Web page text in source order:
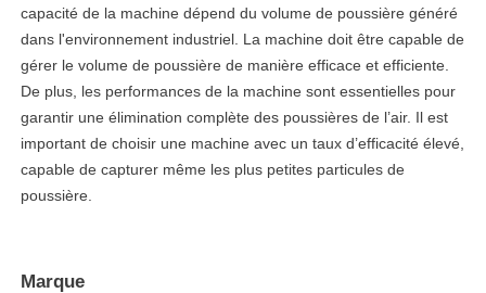
capacité de la machine dépend du volume de poussière généré
dans l'environnement industriel. La machine doit être capable de
gérer le volume de poussière de manière efficace et efficiente.
De plus, les performances de la machine sont essentielles pour
garantir une élimination complète des poussières de l’air. Il est
important de choisir une machine avec un taux d’efficacité élevé,
capable de capturer même les plus petites particules de
poussière.
Marque